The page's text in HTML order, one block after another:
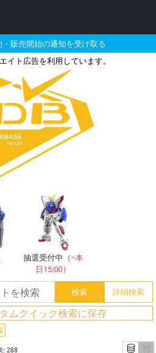
販売開始の通知を受け取る
イト広告を利用しています。
09月に再販され
抽選受付中 （~本
日15:00）
ムクイック検索に保存
: 288